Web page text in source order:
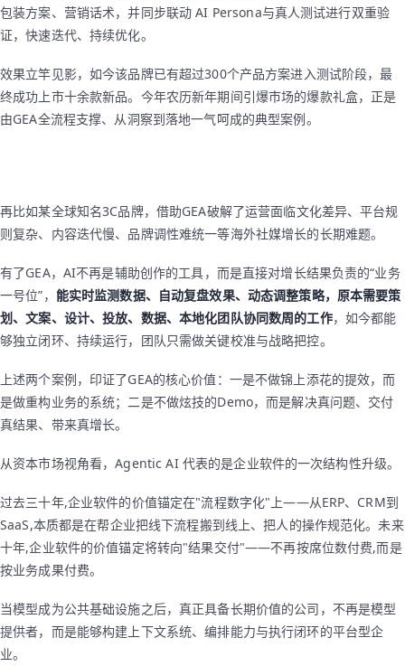
包装方案、营销话术，并同步联动 AI Persona与真人测试进行双重验
证，快速迭代、持续优化。
效果立竿见影，如今该品牌已有超过300个产品方案进入测试阶段，最
终成功上市十余款新品。今年农历新年期间引爆市场的爆款礼盒，正是
由GEA全流程支撑、从洞察到落地一气呵成的典型案例。
再比如某全球知名3C品牌，借助GEA破解了运营面临文化差异、平台规
则复杂、内容迭代慢、品牌调性难统一等海外社媒增长的长期难题。
有了GEA，AI不再是辅助创作的工具，而是直接对增长结果负责的“业务
一号位”， 能实时监测数据、自动复盘效果、动态调整策略，原本需要策
划、文案、设计、投放、数据、本地化团队协同数周的工作，如今都能
够独立闭环、持续运行，团队只需做关键校准与战略把控。
上述两个案例，印证了GEA的核心价值：一是不做锦上添花的提效，而
是做重构业务的系统；二是不做炫技的Demo，而是解决真问题、交付
真结果、带来真增长。
从资本市场视角看，Agentic AI 代表的是企业软件的一次结构性升级。
过去三十年,企业软件的价值锚定在"流程数字化"上——从ERP、CRM到
SaaS,本质都是在帮企业把线下流程搬到线上、把人的操作规范化。未来
十年,企业软件的价值锚定将转向"结果交付"——不再按席位数付费,而是
按业务成果付费。
当模型成为公共基础设施之后，真正具备长期价值的公司，不再是模型
提供者，而是能够构建上下文系统、编排能力与执行闭环的平台型企
业。